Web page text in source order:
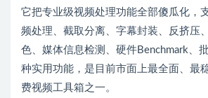
它把专业级视频处理功能全部傻瓜化，
频处理、截取分离、字幕封装、反挤压
色、媒体信息检测、硬件Benchmark、
种实用功能，是目前市面上最全面、最
费视频工具箱之一。